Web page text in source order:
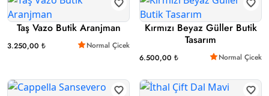
Taş Vazo Butik Aranjman
3.250,00 ₺ Normal Çicek
Kırmızı Beyaz Güller Butik
Tasarım
6.500,00 ₺ Normal Çicek